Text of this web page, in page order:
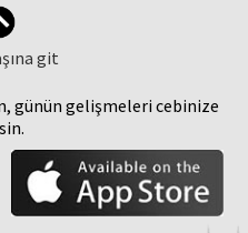
git
günün gelişmeleri cebinize